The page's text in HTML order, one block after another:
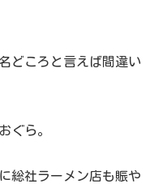
どころと言えば間違い
ぐら。
総社ラーメン店も賑や